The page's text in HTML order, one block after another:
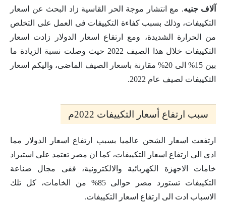
آلاف جنيه. مع انتشار موجة الحر القاسية زاد البحث عن اسعار
التكييفات، وذلك بسبب كفاءة التكييفات فى العمل على التخلص
من الحرارة الشديدة، ومع ارتفاع اسعار الدولار زادت اسعار
التكييفات خلال هذا الصيف 2022 حيث وصلت نسبة الزيادة ما
بين 15% الى 20% مقارنة باسعار الصيف الماضى، واليكم اسعار
التكييفات لصيف عام 2022.
سبب ارتفاع أسعار التكييفات 2022م
ارتفعت اسعار الشحن عالميا بسبب ارتفاع اسعار الدولار مما
ادى الى ارتفاع اسعار التكييفات، كما ان مصر تعتمد على استيراد
خامات الاجهزة الكهربائية والالكترونية، ففى مجال صناعة
التكييفات تستورد مصر حوالى 85% من الخامات، كل تلك
الاسباب ادت الى ارتفاع اسعار التكييفات.